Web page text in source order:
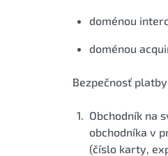
doménou
doménou
Bezpečnosť
Obchodník na
obchodníka v
(číslo karty,